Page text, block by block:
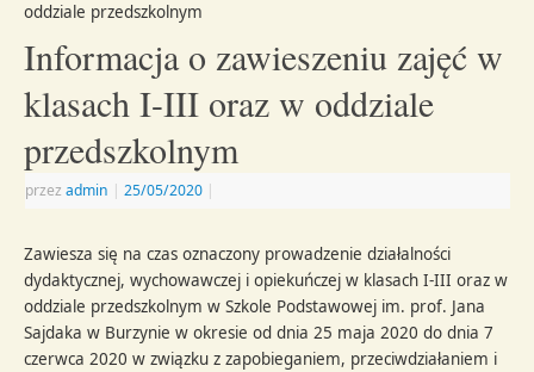
oddziale przedszkolnym
Informacja o zawieszeniu zajęć w
klasach I-III oraz w oddziale
przedszkolnym
przezadmin | 25/05/2020 |
Zawiesza się na czas oznaczony prowadzenie działalności
dydaktycznej, wychowawczej i opiekuńczej w klasach I-III oraz w
oddziale przedszkolnym w Szkole Podstawowej im. prof. Jana
Sajdaka w Burzynie w okresie od dnia 25 maja 2020 do dnia 7
czerwca 2020 w związku z zapobieganiem, przeciwdziałaniem i